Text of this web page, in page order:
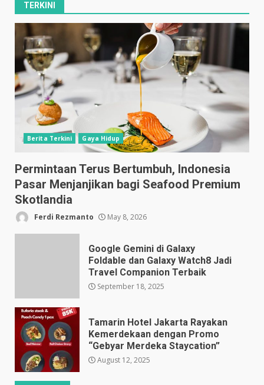
TERKINI
Berita Terkini Gaya Hidup
Permintaan Terus Bertumbuh, Indonesia
Pasar Menjanjikan bagi Seafood Premium
Skotlandia
Ferdi Rezmanto May 8, 2026
Google Gemini di Galaxy
Foldable dan Galaxy Watch8 Jadi
Travel Companion Terbaik
September 18, 2025
Tamarin Hotel Jakarta Rayakan
Kemerdekaan dengan Promo
“Gebyar Merdeka Staycation”
August 12, 2025